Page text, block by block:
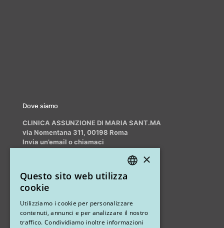
Dove siamo
CLINICA ASSUNZIONE DI MARIA SANT.MA
via Nomentana 311, 00198 Roma
Invia un’email o chiamaci
Altri studi
STUDIO MARIANETTI MED
×
Questo sito web utilizza
cookie
Utilizziamo i cookie per personalizzare
contenuti, annunci e per analizzare il nostro
traffico. Condividiamo inoltre informazioni